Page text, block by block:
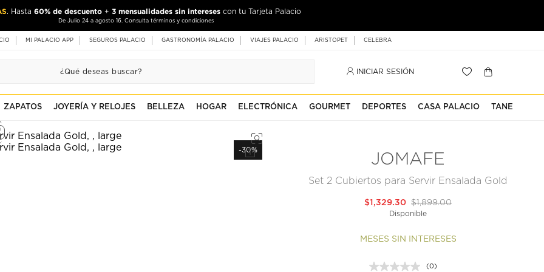
. Hasta 60% de descuento + 3 mensualidades sin intereses con tu Tarjeta Palacio
De Julio 24 a agosto 16. Consulta términos y condiciones
MI PALACIO APP SEGUROS PALACIO GASTRONOMÍA PALACIO VIAJES PALACIO ARISTOPET CELEBRA
INICIAR SESIÓN
ZAPATOS JOYERÍA Y RELOJES BELLEZA HOGAR ELECTRÓNICA GOURMET DEPORTES CASA PALACIO TANE
-30%
JOMAFE
Set 2 Cubiertos para Servir Ensalada Gold
$1,899.00
$1,329.30
Disponible
MESES SIN INTERESES
(0)